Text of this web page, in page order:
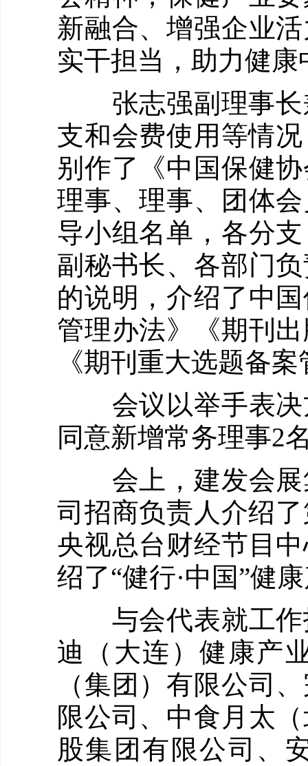
新融合、增强企业
实干担当，助力健康
张志强副理事长
支和会费使用等情
别作了《中国保健
理事、理事、团体
导小组名单，各分
副秘书长、各部门
的说明，介绍了中
管理办法》《期刊
《期刊重大选题备
会议以举手表决
同意新增常务理事2
会上，建发会展
司招商负责人介绍
央视总台财经节目
绍了“健行·中国”健
与会代表就工作
迪（大连）健康产
（集团）有限公司
限公司、中食月太
股集团有限公司、